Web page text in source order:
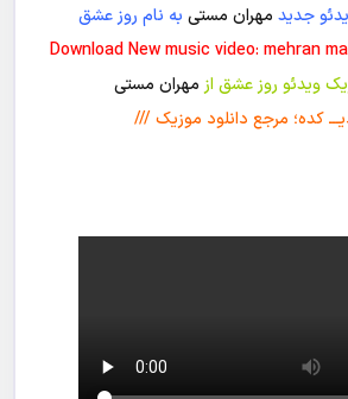
جدید مهران مستی به نام روز عشق
Download New music video: mehran
ویدئو روز عشق از مهران مستی
کده؛ مرجع دانلود موزیک ///